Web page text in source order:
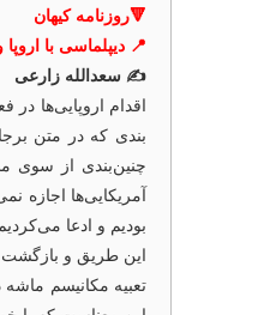
🔻روزنامه کیهان
📍 دیپلماسی با
✍️ سعدالله زارعی
‌بندی که در متن
چنین‌بندی از سوی
این طریق و بازگشت
تعبیه مکانیسم